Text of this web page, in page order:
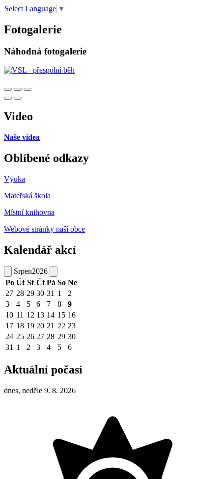
Select Language ▼
Fotogalerie
Náhodná fotogalerie
Video
Naše videa
Oblíbené odkazy
Výuka
Mateřská škola
Místní knihovna
Webové stránky naší obce
Kalendář akcí
Srpen2026
Po Út St Čt Pá So Ne
27 28 29 30 31 1
2
3
4 5 6 7 8
9
10 11 12 13 14 15 16
17 18 19 20 21 22 23
24 25 26 27 28 29 30
31 1 2 3 4 5 6
Aktuální počasí
dnes, neděle 9. 8. 2026